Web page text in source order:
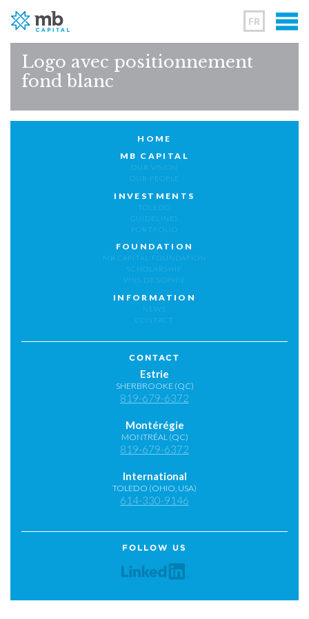
FR
Logo avec positionnement
fond blanc
HOME
MB CAPITAL
OUR VISION
OUR PEOPLE
INVESTMENTS
TOLEDO
GUIDELINES
PORTFOLIO
FOUNDATION
MB CAPITAL FOUNDATION
SCHOLARSHIP
VINS DE SOPHIE
INFORMATION
NEWS
CONTACT
CONTACT
Estrie
SHERBROOKE (QC)
819-679-6372
Montérégie
MONTRÉAL (QC)
819-679-6372
International
TOLEDO (OHIO, USA)
614-330-9146
FOLLOW US